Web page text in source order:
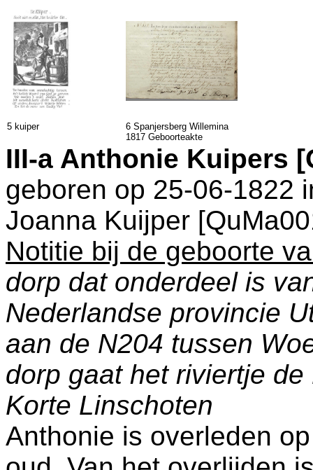
5 kuiper
6 Spanjersberg Willemina
1817 Geboorteakte
III-a Anthonie Kuipers
geboren op 25-06-1822
Joanna Kuijper
Notitie bij de geboorte
dorp dat onderdeel is
Nederlandse provincie
aan de N204 tussen
dorp gaat het riviertje
Korte Linschoten
Anthonie is overleden